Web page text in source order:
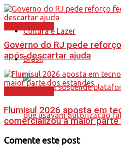
Cultura e Lazer
Brasil
Governo do RJ pede
após descartar ajuda
Flumisul 2026 aposta em
comercializou a maior
Comente este post